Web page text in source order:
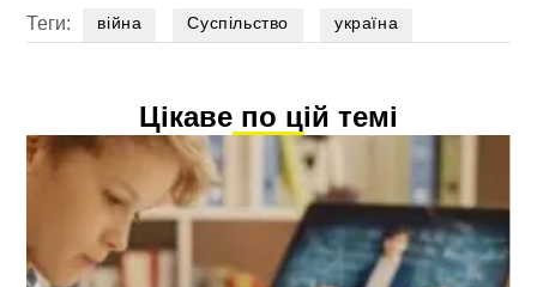
Теги: війна Суспільство україна
Цікаве по цій темі